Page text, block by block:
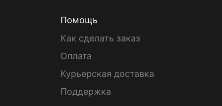
Помощь
Как сделать заказ
Оплата
Курьерская доставка
Поддержка